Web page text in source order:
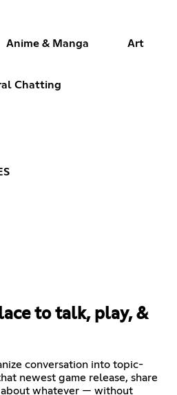
Anime & Manga Art
Chatting
to talk, play, &
conversation into topic-
newest game release, share
whatever — without